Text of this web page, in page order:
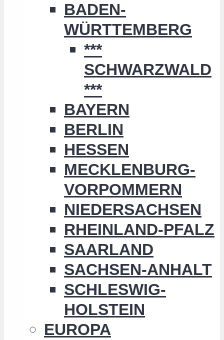
BADEN-
WÜRTTEMBERG
***
SCHWARZWALD
***
BAYERN
BERLIN
HESSEN
MECKLENBURG-
VORPOMMERN
NIEDERSACHSEN
RHEINLAND-PFALZ
SAARLAND
SACHSEN-ANHALT
SCHLESWIG-
HOLSTEIN
EUROPA